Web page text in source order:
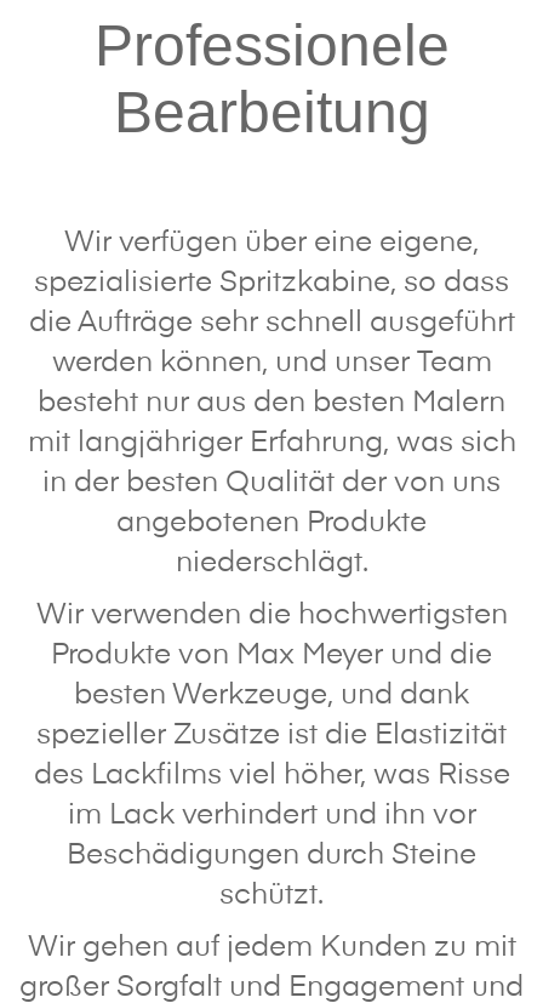
Professionele
Bearbeitung
Wir verfügen über eine eigene,
spezialisierte Spritzkabine, so dass
die Aufträge sehr schnell ausgeführt
werden können, und unser Team
besteht nur aus den besten Malern
mit langjähriger Erfahrung, was sich
in der besten Qualität der von uns
angebotenen Produkte
niederschlägt.
Wir verwenden die hochwertigsten
Produkte von Max Meyer und die
besten Werkzeuge, und dank
spezieller Zusätze ist die Elastizität
des Lackfilms viel höher, was Risse
im Lack verhindert und ihn vor
Beschädigungen durch Steine
schützt.
Wir gehen auf jedem Kunden zu mit
großer Sorgfalt und Engagement und